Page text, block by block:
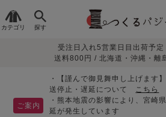
カテゴリ 探す
レディースパジ
生地で
さがす
目的別で
さがす
受注日入れ5営業日目出荷予定
送料800円 / 北海道・沖縄・離
ご案内
・【謹んで御見舞申し上げます
送停止・遅延について こちら
・熊本地震の影響により、宮崎
延が発生しています